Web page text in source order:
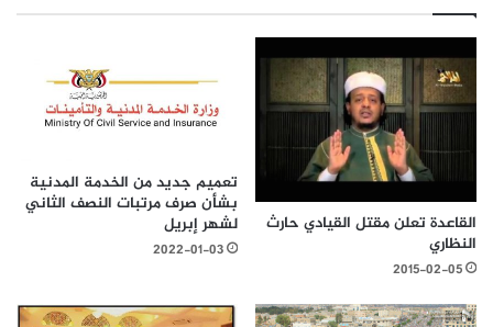
القاعدة تعلن مقتل القيادي حارث
النظاري
2015-02-05
تعميم جديد من الخدمة المدنية
بشأن صرف مرتبات النصف الثاني
لشهر إبريل
2022-01-03